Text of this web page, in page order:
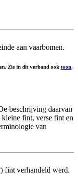
aan vaarbomen.
Zie in dit verband ook toon,
beschrijving daarvan
fint, verse fint en
van
fint verhandeld werd.